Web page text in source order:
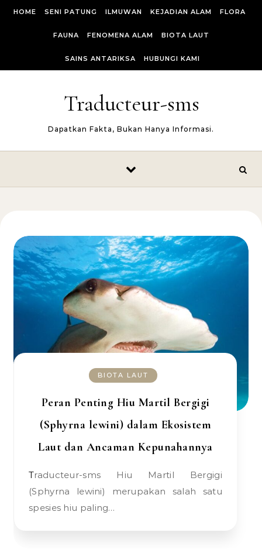
HOME SENI PATUNG ILMUWAN KEJADIAN ALAM FLORA
FAUNA FENOMENA ALAM BIOTA LAUT
SAINS ANTARIKSA HUBUNGI KAMI
Traducteur-sms
Dapatkan Fakta, Bukan Hanya Informasi.
BIOTA LAUT
Peran Penting Hiu Martil Bergigi
(Sphyrna lewini) dalam Ekosistem
Laut dan Ancaman Kepunahannya
Traducteur-sms Hiu Martil Bergigi
(Sphyrna lewini) merupakan salah satu
spesies hiu paling…